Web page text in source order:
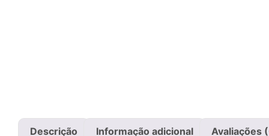
Descrição Informação adicional Avaliações